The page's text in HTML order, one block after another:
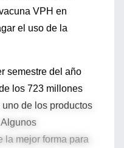
VPH en
el uso de la
semestre del año
los 723 millones
de los productos
la mejor forma para